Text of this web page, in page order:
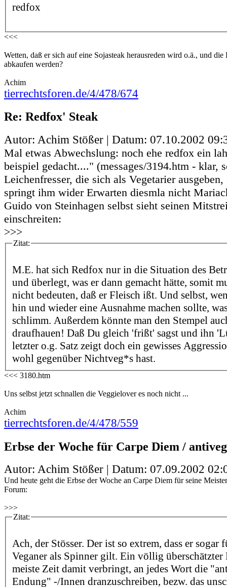
redfox
<<<
Wetten, daß er sich auf eine Sojasteak herausreden wird o.ä., und
abkaufen werden?
Achim
tierrechtsforen.de/4/478/674
Re: Redfox' Steak
Autor: Achim Stößer | Datum: 07.10.2002
Mal etwas Abwechslung: noch ehe redfox ein
beispiel gedacht...." (messages/3194.htm - klar,
Leichenfresser, die sich als Vegetarier
springt ihm wider Erwarten diesmla nicht
Guido von Steinhagen selbst sieht seinen
einschreiten:
>>>
Zitat:
M.E. hat sich Redfox nur in die Situation des
und überlegt, was er dann gemacht hätte, somit
nicht bedeuten, daß er Fleisch ißt. Und selbst,
hin und wieder eine Ausnahme machen sollte,
schlimm. Außerdem könnte man den Stempel
draufhauen! Daß Du gleich 'frißt' sagst und ihn
letzter o.g. Satz zeigt doch ein gewisses
wohl gegenüber Nichtveg*s hast.
<<< 3180.htm
Uns selbst jetzt schnallen die Veggielover es noch nicht ...
Achim
tierrechtsforen.de/4/478/559
Erbse der Woche für Carpe Diem /
Autor: Achim Stößer | Datum: 07.09.2002
Und heute geht die Erbse der Woche an Carpe Diem für seine
Forum:
>>>
Zitat:
Ach, der Stösser. Der ist so extrem, dass er sogar
Veganer als Spinner gilt. Ein völlig überschätzter
meiste Zeit damit verbringt, an jedes Wort die
Endung" -/Innen dranzuschreiben, bezw. das